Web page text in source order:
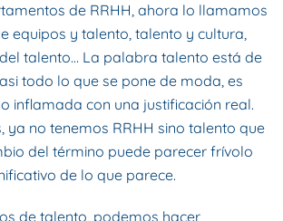
de RRHH, ahora lo llamamos
equipos y talento, talento y cultura,
talento… La palabra talento está de
todo lo que se pone de moda, es
inflamada con una justificación real.
ya no tenemos RRHH sino talento que
del término puede parecer frívolo
de lo que parece.
de talento, podemos hacer